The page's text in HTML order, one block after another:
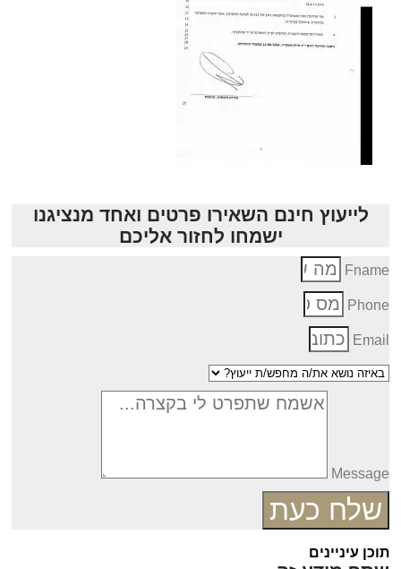
לייעוץ חינם השאירו פרטים ואחד מנציגנו
ישמחו לחזור אליכם
שלח כעת
עיניינים